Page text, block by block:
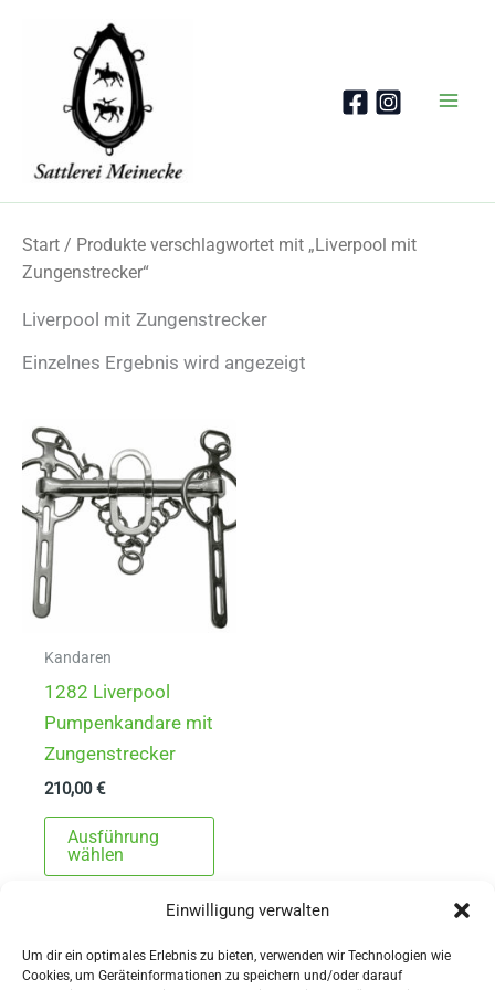
Einwilligung verwalten
Um dir ein optimales Erlebnis zu bieten, verwenden wir Technologien wie
Cookies, um Geräteinformationen zu speichern und/oder darauf
Start / Produkte verschlagwortet mit „Liverpool mit
Zungenstrecker“
Liverpool mit Zungenstrecker
Einzelnes Ergebnis wird angezeigt
Kandaren
1282 Liverpool
Pumpenkandare mit
Zungenstrecker
210,00€
Ausführung
wählen
Dieses
mehrere
Varianten
auf.